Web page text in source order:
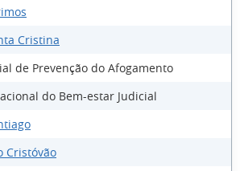
Cristina
de Prevenção do Afogamento
do Bem-estar Judicial
Cristóvão